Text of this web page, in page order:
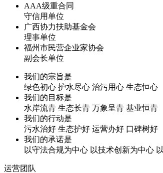
AAA级重合同
守信用单位
广西协力扶助基金会
理事单位
福州市民营企业家协会
副会长单位
我们的宗旨是
绿色初心 护水尽心 治污用心 生态恒心
我们的目标是
水岸流青 生态长青 万象呈青 基业恒青
我们的行动是
污水治好 生态护好 运营办好 口碑树好
我们的承诺是
以守法合规为中心 以技术创新为中心
运营团队